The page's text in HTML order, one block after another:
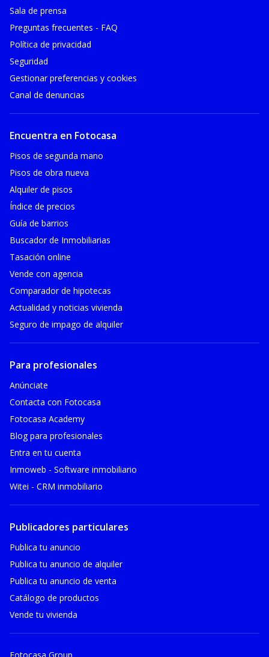
Sala de prensa
Preguntas frecuentes - FAQ
Política de privacidad
Seguridad
Gestionar preferencias y cookies
Canal de denuncias
Encuentra en Fotocasa
Pisos de segunda mano
Pisos de obra nueva
Alquiler de pisos
Índice de precios
Guía de barrios
Buscador de Inmobiliarias
Tasación online
Vende con agencia
Comparador de hipotecas
Actualidad y noticias vivienda
Seguro de impago de alquiler
Para profesionales
Anúnciate
Contacta con Fotocasa
Fotocasa Academy
Blog para profesionales
Entra en tu cuenta
Inmoweb - Software inmobiliario
Witei - CRM inmobiliario
Publicadores particulares
Publica tu anuncio
Publica tu anuncio de alquiler
Publica tu anuncio de venta
Catálogo de productos
Vende tu vivienda